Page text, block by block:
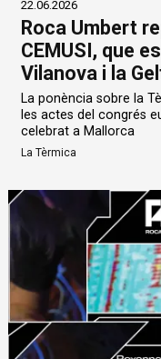
22.06.2026
Roca Umbert
CEMUSI, que
Vilanova i la
La ponència sobre la
les actes del congrés
celebrat a Mallorca
La Tèrmica